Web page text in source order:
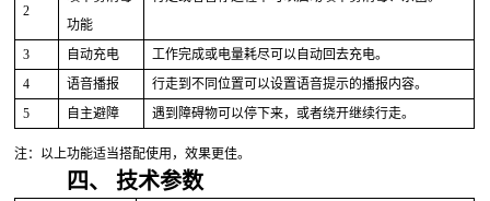
2
功能
3 自动充电
工作完成或电量耗尽可以自动回去充电。
4
语音播报
行走到不同位置可以设置语音提示的播报内容。
5
自主避障 遇到障碍物可以停下来，或者绕开继续行走。
注：以上功能适当搭配使用，效果更佳。
四、技术参数